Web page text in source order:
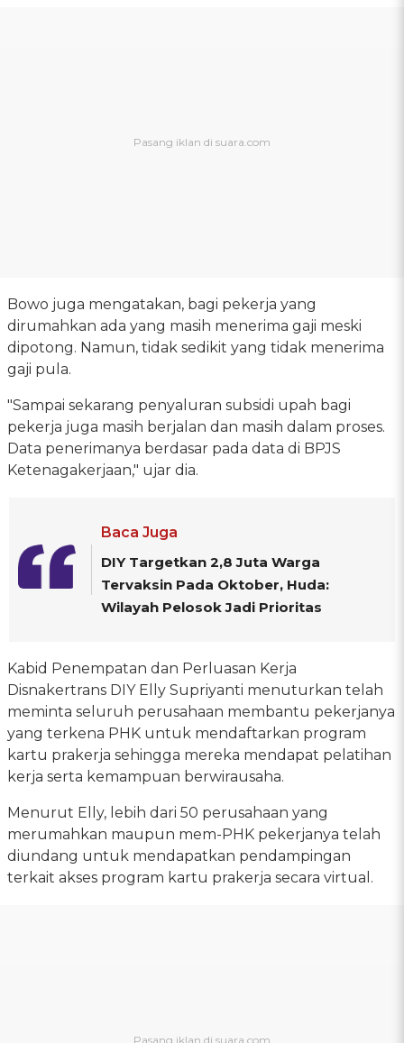
Bowo juga mengatakan, bagi pekerja yang
dirumahkan ada yang masih menerima gaji meski
dipotong. Namun, tidak sedikit yang tidak menerima
gaji pula.
"Sampai sekarang penyaluran subsidi upah bagi
pekerja juga masih berjalan dan masih dalam proses.
Data penerimanya berdasar pada data di BPJS
Ketenagakerjaan," ujar dia.
Baca Juga
DIY Targetkan 2,8 Juta Warga
Tervaksin Pada Oktober, Huda:
Wilayah Pelosok Jadi Prioritas
Kabid Penempatan dan Perluasan Kerja
Disnakertrans DIY Elly Supriyanti menuturkan telah
meminta seluruh perusahaan membantu pekerjanya
yang terkena PHK untuk mendaftarkan program
kartu prakerja sehingga mereka mendapat pelatihan
kerja serta kemampuan berwirausaha.
Menurut Elly, lebih dari 50 perusahaan yang
merumahkan maupun mem-PHK pekerjanya telah
diundang untuk mendapatkan pendampingan
terkait akses program kartu prakerja secara virtual.